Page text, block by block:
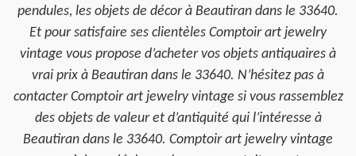
pendules, les objets de décor à Beautiran dans le 33640.
Et pour satisfaire ses clientèles Comptoir art jewelry
vintage vous propose d’acheter vos objets antiquaires à
vrai prix à Beautiran dans le 33640. N’hésitez pas à
contacter Comptoir art jewelry vintage si vous rassemblez
des objets de valeur et d’antiquité qui l’intéresse à
Beautiran dans le 33640. Comptoir art jewelry vintage